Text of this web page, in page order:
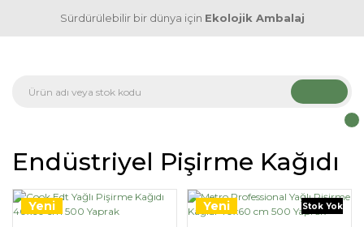
Sürdürülebilir bir dünya için Ekolojik Ambalaj
Endüstriyel Pişirme Kağıdı
Yeni Yeni Stok Yok